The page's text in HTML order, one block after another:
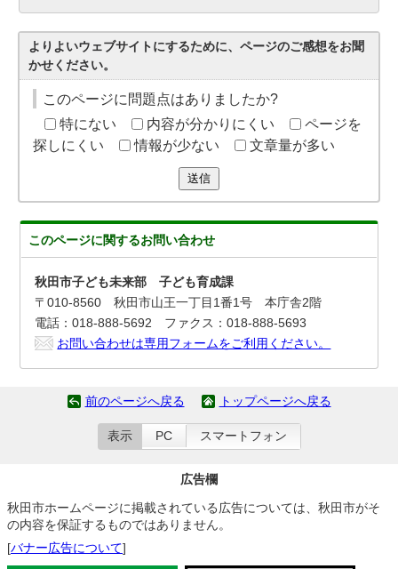
よりよいウェブサイトにするために、ページのご感想をお聞
かせください。
このページに問題点はありましたか?
特にない
内容が分かりにくい
ページを
探しにくい
情報が少ない 文章量が多い
送信
このページに関するお問い合わせ
秋田市子ども未来部 子ども育成課
〒010-8560 秋田市山王一丁目1番1号 本庁舎2階
電話：018-888-5692 ファクス：018-888-5693
お問い合わせは専用フォームをご利用ください。
前のページへ戻る トップページへ戻る
表示 PC スマートフォン
広告欄
秋田市ホームページに掲載されている広告については、秋田市がそ
の内容を保証するものではありません。
[バナー広告について]